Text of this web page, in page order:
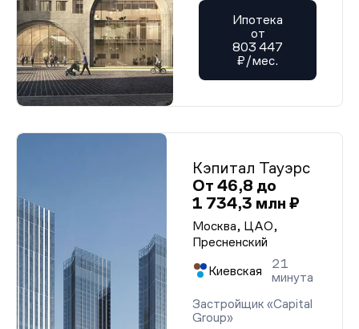
Ипотека
от
803 447
₽/мес.
Кэпитал Тауэрс
От 46,8 до
1 734,3 млн ₽
Москва, ЦАО,
Пресненский
Киевская
21
минута
Застройщик «Capital
Group»